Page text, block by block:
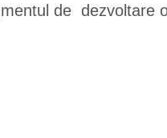
de dezvoltare